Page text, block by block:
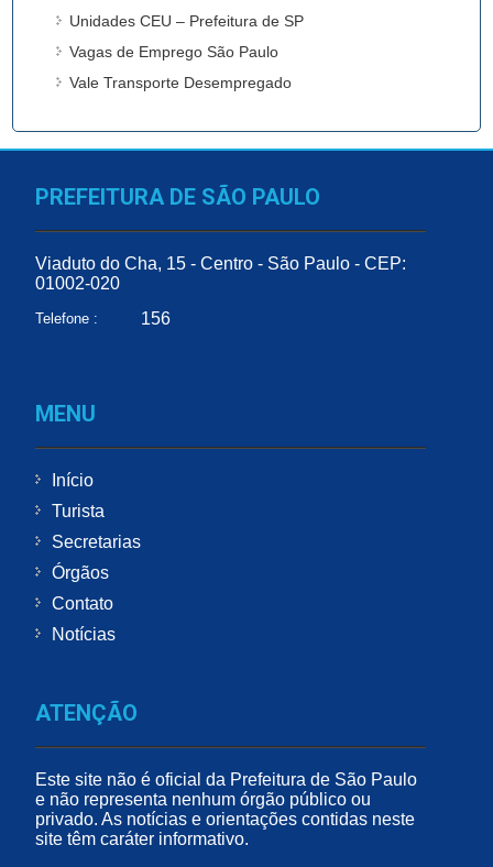
Unidades CEU – Prefeitura de SP
Vagas de Emprego São Paulo
Vale Transporte Desempregado
PREFEITURA DE SÃO PAULO
Viaduto do Cha, 15 - Centro - São Paulo - CEP:
01002-020
Telefone : 156
MENU
Início
Turista
Secretarias
Órgãos
Contato
Notícias
ATENÇÃO
Este site não é oficial da Prefeitura de São Paulo
e não representa nenhum órgão público ou
privado. As notícias e orientações contidas neste
site têm caráter informativo.